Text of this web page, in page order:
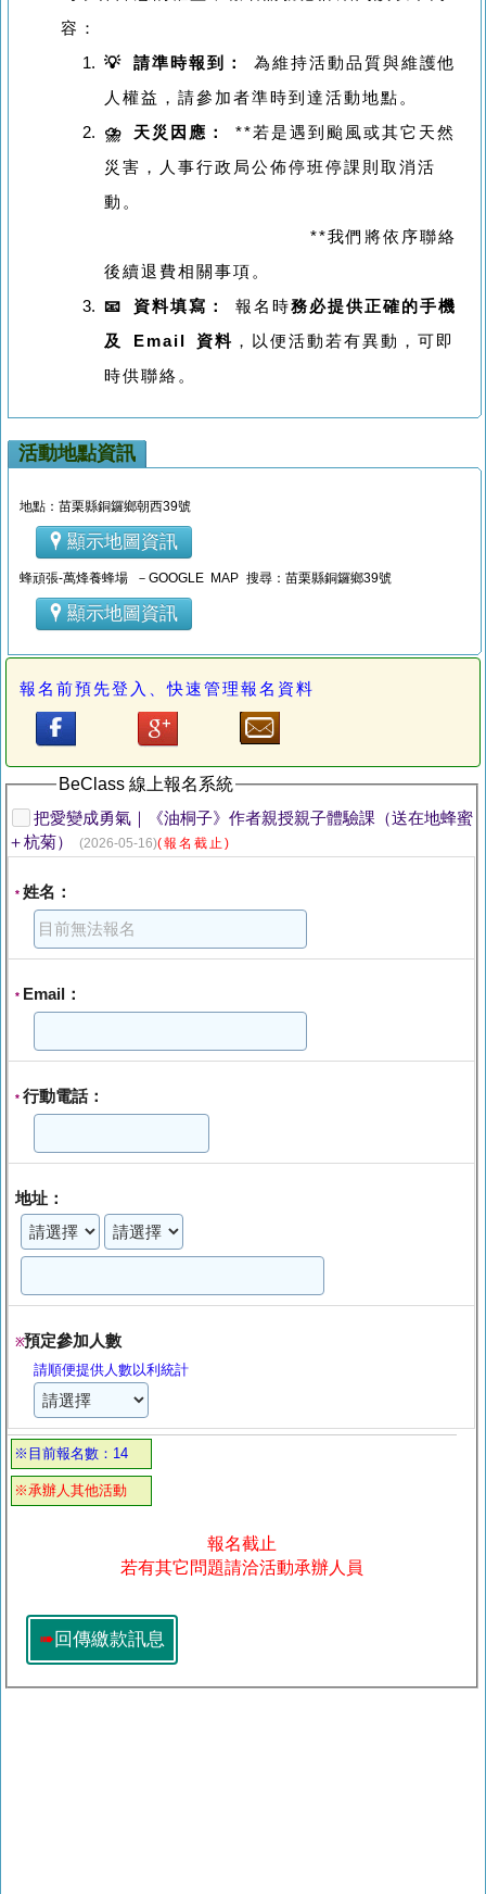
容：
💡 請準時報到：
為維持活動品質與維護他
人權益，請參加者準時到達活動地點。
⛈️ 天災因應：
**若是遇到颱風或其它天然
災害，人事行政局公佈停班停課則取消活
動。
**我們將依序聯絡
後續退費相關事項。
📧 資料填寫： 報名時務必提供正確的手機
及 Email 資料 ，以便活動若有異動，可即
時供聯絡。
活動地點資訊
地點：苗栗縣銅鑼鄉朝西39號
顯示地圖資訊
蜂頑張-萬烽養蜂場 －GOOGLE MAP 搜尋：苗栗縣銅鑼鄉39號
顯示地圖資訊
報名前預先登入、快速管理報名資料
BeClass 線上報名系統
把愛變成勇氣｜《油桐子》作者親授親子體驗課（送在地蜂蜜
＋杭菊）
(2026-05-16)(報名截止)
* 姓名：
* Email：
* 行動電話：
地址：
※預定參加人數
請順便提供人數以利統計
※目前報名數：14
※承辦人其他活動
報名截止
若有其它問題請洽活動承辦人員
➠回傳繳款訊息